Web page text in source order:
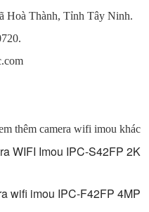
Thành, Tỉnh Tây Ninh.
thêm camera wifi imou khác
WIFI Imou IPC-S42FP 2K
wifi imou IPC-F42FP 4MP